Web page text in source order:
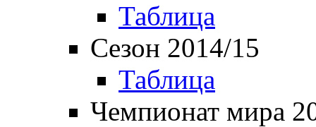
Таблица
Сезон 2014/15
Таблица
Чемпионат мира